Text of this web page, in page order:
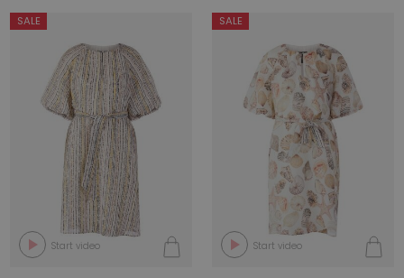
SALE
Start video
SALE
Start video